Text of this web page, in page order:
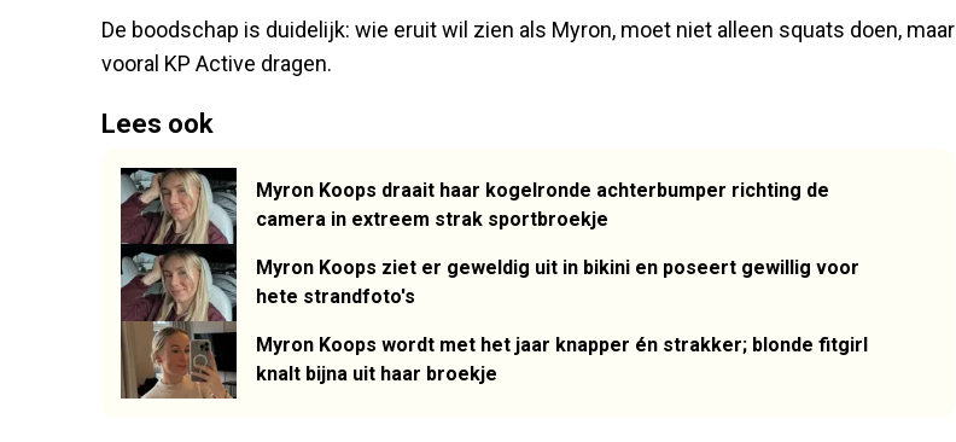
De boodschap is duidelijk: wie eruit wil zien als Myron, moet niet alleen squats doen, maar
vooral KP Active dragen.
Lees ook
Myron Koops draait haar kogelronde achterbumper richting de
camera in extreem strak sportbroekje
Myron Koops ziet er geweldig uit in bikini en poseert gewillig voor
hete strandfoto's
Myron Koops wordt met het jaar knapper én strakker; blonde fitgirl
knalt bijna uit haar broekje